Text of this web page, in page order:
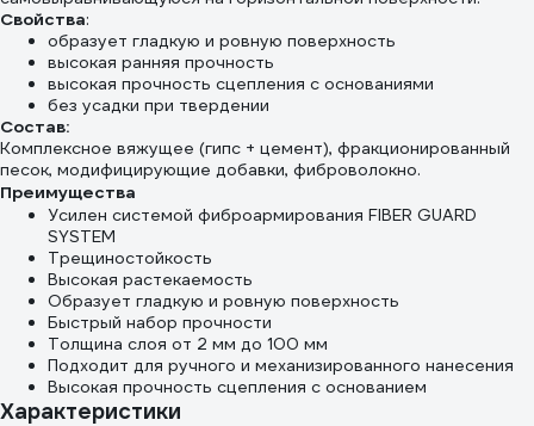
Свойства:
образует гладкую и ровную поверхность
высокая ранняя прочность
высокая прочность сцепления с основаниями
без усадки при твердении
Состав:
Комплексное вяжущее (гипс + цемент), фракционированный
песок, модифицирующие добавки, фиброволокно.
Преимущества
Усилен системой фиброармирования FIBER GUARD
SYSTEM
Трещиностойкость
Высокая растекаемость
Образует гладкую и ровную поверхность
Быстрый набор прочности
Толщина слоя от 2 мм до 100 мм
Подходит для ручного и механизированного нанесения
Высокая прочность сцепления с основанием
Характеристики